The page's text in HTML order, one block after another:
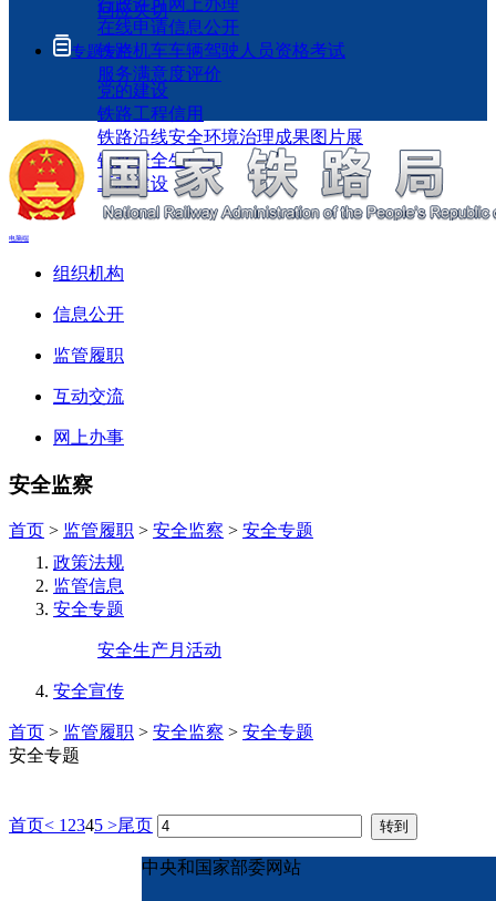
回应关切
行政许可网上办理
在线申请信息公开
铁路机车车辆驾驶人员资格考试
服务满意度评价
专题专栏
党的建设
铁路工程信用
铁路沿线安全环境治理成果图片展
铁路安全生产月
工程建设
电脑端
组织机构
信息公开
监管履职
互动交流
网上办事
安全监察
首页 > 监管履职 > 安全监察 > 安全专题
政策法规
监管信息
安全专题
安全生产月活动
安全宣传
首页 > 监管履职 > 安全监察 > 安全专题
安全专题
首页< 1 2345 >尾页
中央和国家部委网站